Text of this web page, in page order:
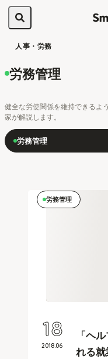
人事・労務
労務管理
健全な労使関係を維持できるよ
家が解説します。
労務管理
労務管理
「ヘ
れる
2018.06
18